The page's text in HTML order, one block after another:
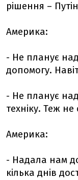
рішення –
Америка:
- Не планує
допомогу.
- Не планує
техніку. Теж
Америка:
- Надала нам
кілька днів